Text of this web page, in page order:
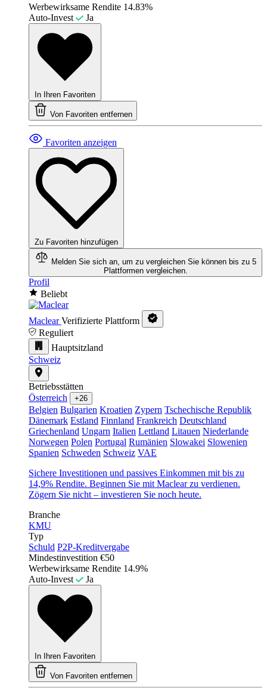
Werbewirksame Rendite 14.83%
Auto-Invest
Ja
In Ihren Favoriten
Von Favoriten entfernen
Favoriten anzeigen
Zu Favoriten hinzufügen
Melden Sie sich an, um zu vergleichen Sie können bis zu 5
Plattformen vergleichen.
Profil
Beliebt
Maclear Verifizierte Plattform
Reguliert
Hauptsitzland
Schweiz
Betriebsstätten
Österreich
+26
Belgien Bulgarien Kroatien Zypern Tschechische Republik
Dänemark Estland Finnland Frankreich Deutschland
Griechenland Ungarn Italien Lettland Litauen Niederlande
Norwegen Polen Portugal Rumänien Slowakei Slowenien
Spanien Schweden Schweiz VAE
Sichere Investitionen und passives Einkommen mit bis zu
14,9% Rendite. Beginnen Sie mit Maclear zu verdienen.
Zögern Sie nicht – investieren Sie noch heute.
Branche
KMU
Typ
Schuld P2P-Kreditvergabe
Mindestinvestition €50
Werbewirksame Rendite 14.9%
Auto-Invest
Ja
In Ihren Favoriten
Von Favoriten entfernen